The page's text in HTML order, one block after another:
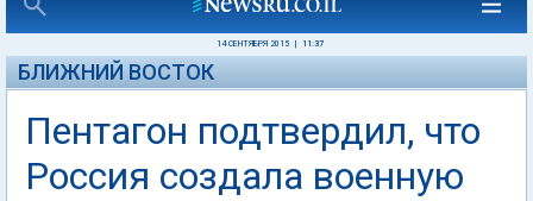
14 СЕНТЯБРЯ 2015 11:37
БЛИЖНИЙ ВОСТОК
Пентагон подтвердил, что
Россия создала военную